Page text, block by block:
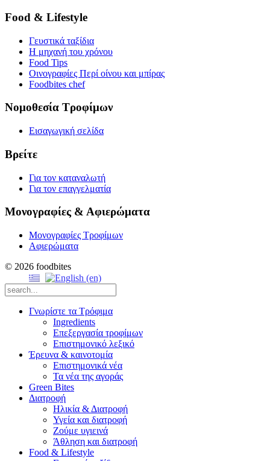
Food & Lifestyle
Γευστικά ταξίδια
Η μηχανή του χρόνου
Food Tips
Οινογραφίες Περί οίνου και μπίρας
Foodbites chef
Νομοθεσία Τροφίμων
Εισαγωγική σελίδα
Βρείτε
Για τον καταναλωτή
Για τον επαγγελματία
Μονογραφίες & Αφιερώματα
Μονογραφίες Τροφίμων
Αφιερώματα
© 2026 foodbites
Γνωρίστε τα Τρόφιμα
Ingredients
Επεξεργασία τροφίμων
Επιστημονικό λεξικό
Έρευνα & καινοτομία
Επιστημονικά νέα
Τα νέα της αγοράς
Green Bites
Διατροφή
Ηλικία & Διατροφή
Υγεία και διατροφή
Ζούμε υγιεινά
Άθληση και διατροφή
Food & Lifestyle